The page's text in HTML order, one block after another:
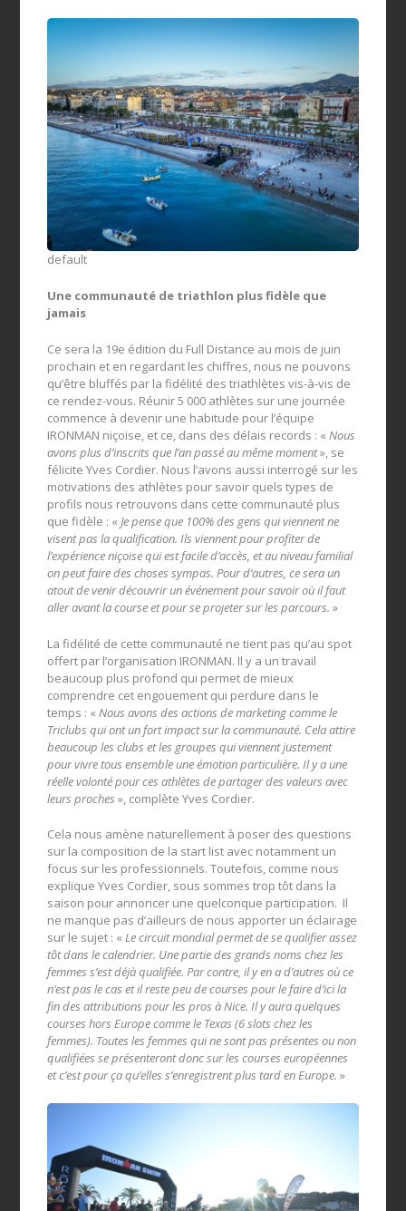
default
Une communauté de triathlon plus fidèle que
jamais
Ce sera la 19e édition du Full Distance au mois de juin
prochain et en regardant les chiffres, nous ne pouvons
qu’être bluffés par la fidélité des triathlètes vis-à-vis de
ce rendez-vous. Réunir 5 000 athlètes sur une journée
commence à devenir une habitude pour l’équipe
IRONMAN niçoise, et ce, dans des délais records : «Nous
avons plus d’inscrits que l’an passé au même moment», se
félicite Yves Cordier. Nous l’avons aussi interrogé sur les
motivations des athlètes pour savoir quels types de
profils nous retrouvons dans cette communauté plus
que fidèle : «Je pense que 100% des gens qui viennent ne
visent pas la qualification. Ils viennent pour profiter de
l’expérience niçoise qui est facile d’accès, et au niveau familial
on peut faire des choses sympas. Pour d’autres, ce sera un
atout de venir découvrir un événement pour savoir où il faut
aller avant la course et pour se projeter sur les parcours.»
La fidélité de cette communauté ne tient pas qu’au spot
offert par l’organisation IRONMAN. Il y a un travail
beaucoup plus profond qui permet de mieux
comprendre cet engouement qui perdure dans le
temps : « Nous avons des actions de marketing comme le
Triclubs qui ont un fort impact sur la communauté. Cela attire
beaucoup les clubs et les groupes qui viennent justement
pour vivre tous ensemble une émotion particulière. Il y a une
réelle volonté pour ces athlètes de partager des valeurs avec
leurs proches», complète Yves Cordier.
Cela nous amène naturellement à poser des questions
sur la composition de la start list avec notamment un
focus sur les professionnels. Toutefois, comme nous
explique Yves Cordier, sous sommes trop tôt dans la
saison pour annoncer une quelconque participation. Il
ne manque pas d’ailleurs de nous apporter un éclairage
sur le sujet : «Le circuit mondial permet de se qualifier assez
tôt dans le calendrier. Une partie des grands noms chez les
femmes s’est déjà qualifiée. Par contre, il y en a d’autres où ce
n’est pas le cas et il reste peu de courses pour le faire d’ici la
fin des attributions pour les pros à Nice. Il y aura quelques
courses hors Europe comme le Texas (6 slots chez les
femmes). Toutes les femmes qui ne sont pas présentes ou non
qualifiées se présenteront donc sur les courses européennes
et c’est pour ça qu’elles s’enregistrent plus tard en Europe. »